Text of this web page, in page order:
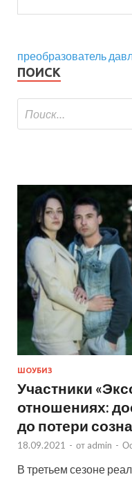
преобразователь
ПОИСК
ШОУБИЗ
Участники
отношениях:
до потери
18.09.2021 - от admin -
В третьем сезоне